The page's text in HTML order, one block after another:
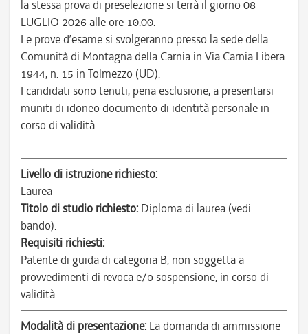
la stessa prova di preselezione si terrà il giorno 08
LUGLIO 2026 alle ore 10.00.
Le prove d’esame si svolgeranno presso la sede della
Comunità di Montagna della Carnia in Via Carnia Libera
1944, n. 15 in Tolmezzo (UD).
I candidati sono tenuti, pena esclusione, a presentarsi
muniti di idoneo documento di identità personale in
corso di validità.
Livello di istruzione richiesto:
Laurea
Titolo di studio richiesto: Diploma di laurea (vedi
bando).
Requisiti richiesti:
Patente di guida di categoria B, non soggetta a
provvedimenti di revoca e/o sospensione, in corso di
validità.
Modalità di presentazione: La domanda di ammissione